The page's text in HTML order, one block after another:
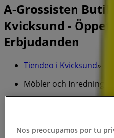
A-Grossisten
Kvicksund -
Erbjudanden
Tiendeo i Kvicksund»
Möbler och Inredning
A-Grossisten | Tumbo
Nos preocupamos por tu